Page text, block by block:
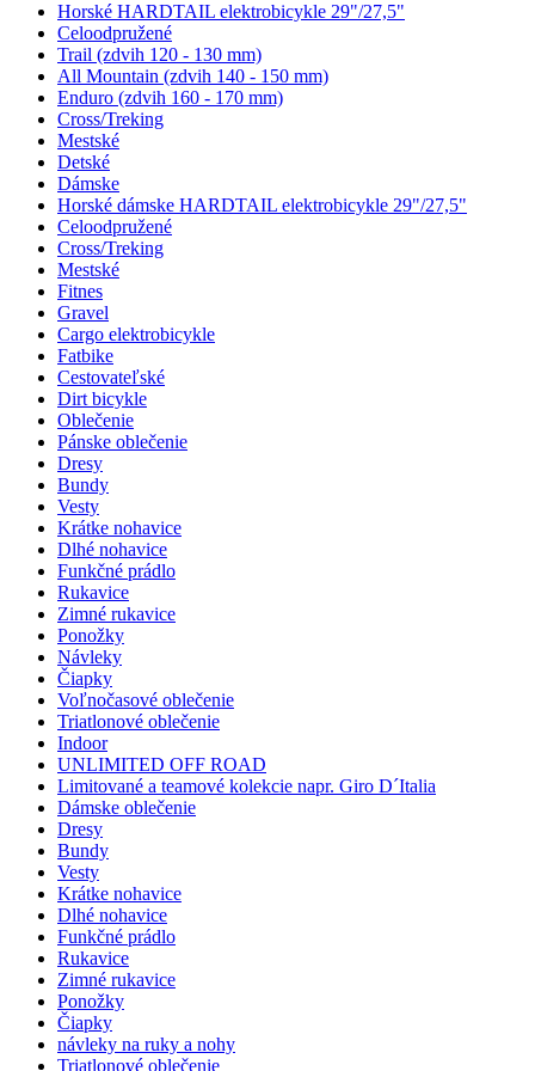
Horské HARDTAIL elektrobicykle 29"/27,5"
Celoodpružené
Trail (zdvih 120 - 130 mm)
All Mountain (zdvih 140 - 150 mm)
Enduro (zdvih 160 - 170 mm)
Cross/Treking
Mestské
Detské
Dámske
Horské dámske HARDTAIL elektrobicykle 29"/27,5"
Celoodpružené
Cross/Treking
Mestské
Fitnes
Gravel
Cargo elektrobicykle
Fatbike
Cestovateľské
Dirt bicykle
Oblečenie
Pánske oblečenie
Dresy
Bundy
Vesty
Krátke nohavice
Dlhé nohavice
Funkčné prádlo
Rukavice
Zimné rukavice
Ponožky
Návleky
Čiapky
Voľnočasové oblečenie
Triatlonové oblečenie
Indoor
UNLIMITED OFF ROAD
Limitované a teamové kolekcie napr. Giro D´Italia
Dámske oblečenie
Dresy
Bundy
Vesty
Krátke nohavice
Dlhé nohavice
Funkčné prádlo
Rukavice
Zimné rukavice
Ponožky
Čiapky
návleky na ruky a nohy
Triatlonové oblečenie